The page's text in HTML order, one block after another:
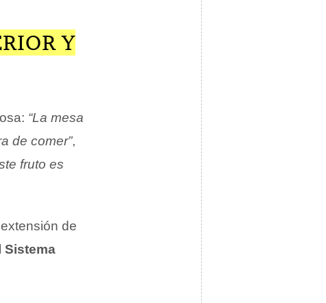
Y
“La mesa
de comer”,
fruto es
de
Sistema